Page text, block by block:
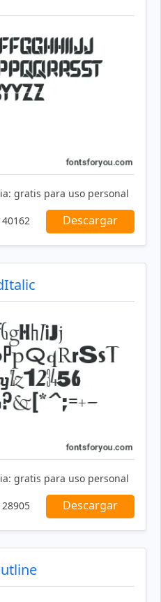
gratis para uso personal
40162 Descargar
gratis para uso personal
28905 Descargar